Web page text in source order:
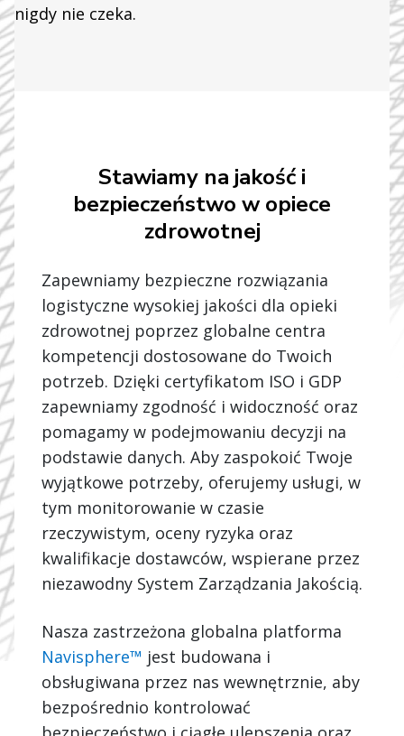
nigdy nie czeka.
Stawiamy na jakość i
bezpieczeństwo w opiece
zdrowotnej
Zapewniamy bezpieczne rozwiązania
logistyczne wysokiej jakości dla opieki
zdrowotnej poprzez globalne centra
kompetencji dostosowane do Twoich
potrzeb. Dzięki certyfikatom ISO i GDP
zapewniamy zgodność i widoczność oraz
pomagamy w podejmowaniu decyzji na
podstawie danych. Aby zaspokoić Twoje
wyjątkowe potrzeby, oferujemy usługi, w
tym monitorowanie w czasie
rzeczywistym, oceny ryzyka oraz
kwalifikacje dostawców, wspierane przez
niezawodny System Zarządzania Jakością.
Nasza zastrzeżona globalna platforma
Navisphere™ jest budowana i
obsługiwana przez nas wewnętrznie, aby
bezpośrednio kontrolować